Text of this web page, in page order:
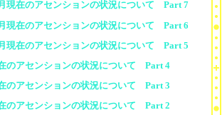
現在のアセンションの状況について Part 7
現在のアセンションの状況について Part 6
現在のアセンションの状況について Part 5
のアセンションの状況について Part 4
のアセンションの状況について Part 3
のアセンションの状況について Part 2